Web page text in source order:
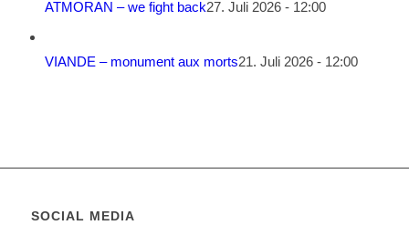
ATMORAN – we fight back27. Juli 2026 - 12:00
VIANDE – monument aux morts21. Juli 2026 - 12:00
SOCIAL MEDIA